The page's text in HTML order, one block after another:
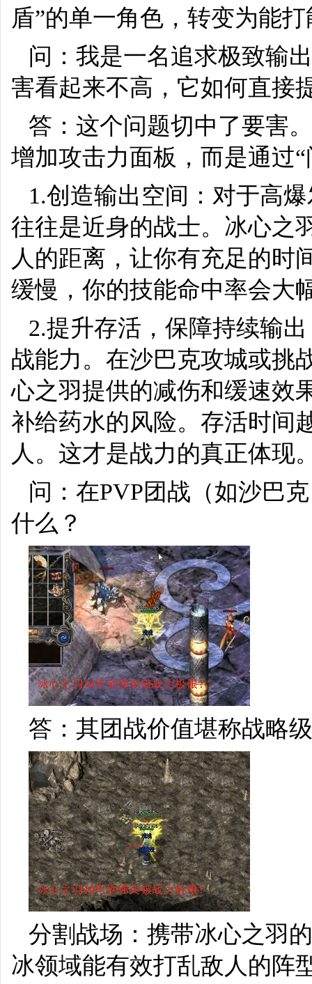
盾”的单一角色，转变为能
问：我是一名追求极致输
害看起来不高，它如何直接
答：这个问题切中了要害
增加攻击力面板，而是通过
1.创造输出空间：对于高
往往是近身的战士。冰心之
人的距离，让你有充足的时
缓慢，你的技能命中率会大
2.提升存活，保障持续输
战能力。在沙巴克攻城或挑
心之羽提供的减伤和缓速效
补给药水的风险。存活时间
人。这才是战力的真正体现
问：在PVP团战（如沙巴
什么？
答：其团战价值堪称战略
分割战场：携带冰心之羽
冰领域能有效打乱敌人的阵